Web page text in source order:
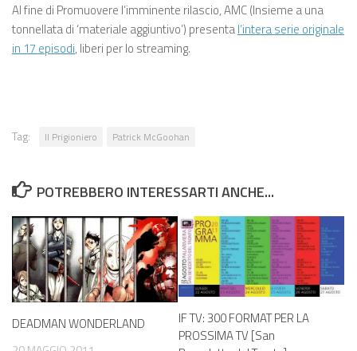
Al fine di Promuovere l’imminente rilascio, AMC (Insieme a una
tonnellata di ‘materiale aggiuntivo’) presental’intera serie originale
in 17 episodi, liberi per lo streaming.
Tag: Il Prigioniero Patrick McGoohan
POTREBBERO INTERESSARTI ANCHE...
DEADMAN WONDERLAND
IF TV: 300 FORMAT PER LA
PROSSIMA TV [San